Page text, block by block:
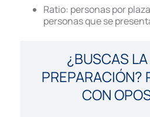
Ratio: personas por
personas que se
¿BUSCAS
PREPARACIÓN?
CON